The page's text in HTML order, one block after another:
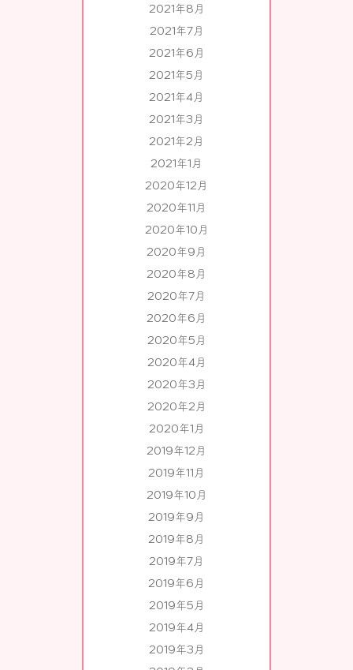
2021年8月
2021年7月
2021年6月
2021年5月
2021年4月
2021年3月
2021年2月
2021年1月
2020年12月
2020年11月
2020年10月
2020年9月
2020年8月
2020年7月
2020年6月
2020年5月
2020年4月
2020年3月
2020年2月
2020年1月
2019年12月
2019年11月
2019年10月
2019年9月
2019年8月
2019年7月
2019年6月
2019年5月
2019年4月
2019年3月